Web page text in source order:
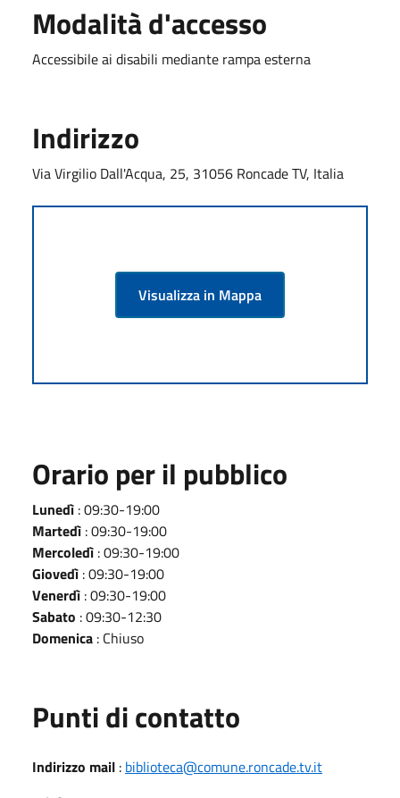
Modalità d'accesso
Accessibile ai disabili mediante rampa esterna
Indirizzo
Via Virgilio Dall'Acqua, 25, 31056 Roncade TV, Italia
Visualizza in Mappa
Orario per il pubblico
Lunedì : 09:30-19:00
Martedì : 09:30-19:00
Mercoledì : 09:30-19:00
Giovedì : 09:30-19:00
Venerdì : 09:30-19:00
Sabato : 09:30-12:30
Domenica : Chiuso
Punti di contatto
Indirizzo mail : biblioteca@comune.roncade.tv.it